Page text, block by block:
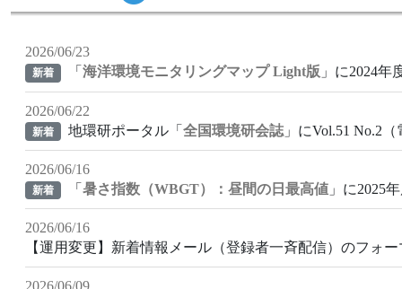
2026/06/23
新着 「 海洋環境モニタリングマップ Light版 」に2024
2026/06/22
新着 地環研ポータル「 全国環境研会誌」にVol.51 No.2
2026/06/16
新着 「 暑さ指数（WBGT）：昼間の日最高値」に2025
2026/06/16
【運用変更】新着情報メール（登録者一斉配信）のフォ
2026/06/09